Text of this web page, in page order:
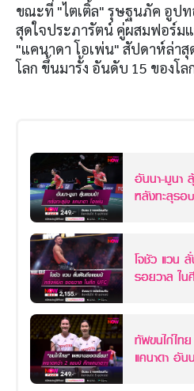
ขณะที่ "ไตเติ้ล" รุษฐนภัค อูปท
สุดใจประภารัตน์ คู่ผสมฟอร์ม
"แคนาดา โอเพ่น" สัปดาห์ล่า
โลก ขึ้นมารั้ง อันดับ 15 ของโล
อันนา-มูนา
หลังทะลุรอ
โจชัว แวน
รอยวาล ใน
ทัพขนไก่ไท
แคนาดา อันนา-มูนา กอดคอ ไตเติ้ล-